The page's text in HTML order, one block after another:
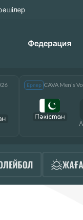
Федерация
Ерлер CAVA Men’s
Пәкістан